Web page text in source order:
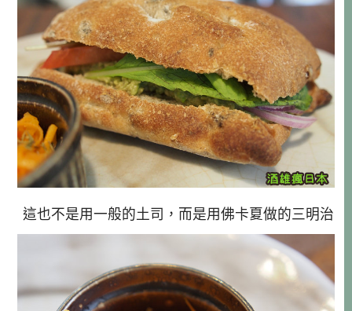
這也不是用一般的土司，而是用佛卡夏做的三明治